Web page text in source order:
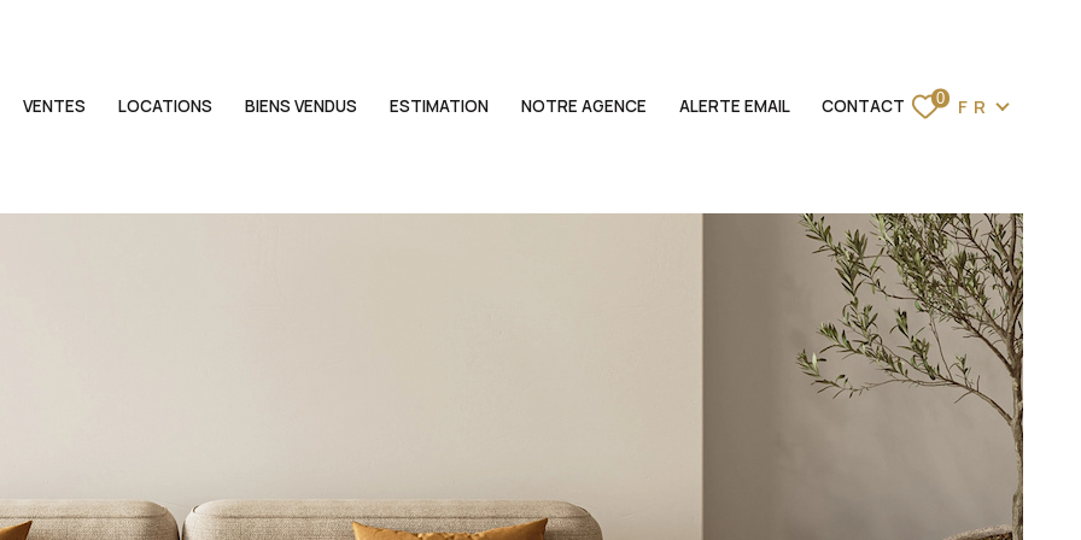
LOCATIONS
BIENS VENDUS
ESTIMATION
NOTRE AGENCE
ALERTE EMAIL
0 Langue
FR
VENTES LOCATIONS BIENS VENDUS ESTIMATION NOTRE AGENCE ALERTE EMAIL CONTACT